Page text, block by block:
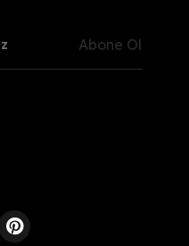
Abone Ol